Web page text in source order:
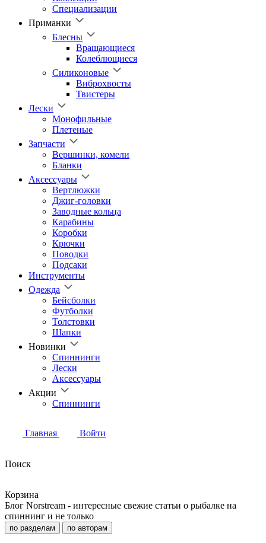
Специализации
Приманки
Блесны
Вращающиеся
Колеблющиеся
Силиконовые
Виброхвосты
Твистеры
Лески
Монофильные
Плетеные
Запчасти
Вершинки, комели
Бланки
Аксессуары
Вертлюжки
Джиг-головки
Заводные кольца
Карабины
Коробки
Крючки
Поводки
Подсаки
Инструменты
Одежда
Бейсболки
Футболки
Толстовки
Шапки
Новинки
Спиннинги
Лески
Аксессуары
Акции
Спиннинги
Главная Войти
Поиск
Корзина
Блог Norstream - интересные свежие статьи о рыбалке на
спиннинг и не только
по разделам по авторам